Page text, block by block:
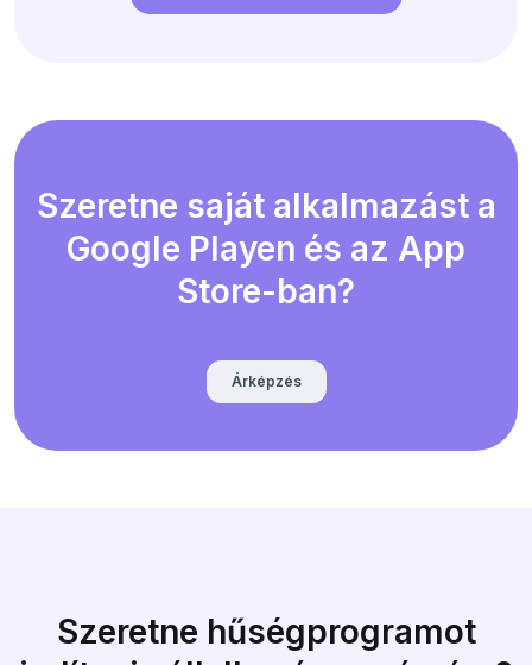
Szeretne saját alkalmazást a
Google Playen és az App
Store-ban?
Árképzés
Szeretne hűségprogramot